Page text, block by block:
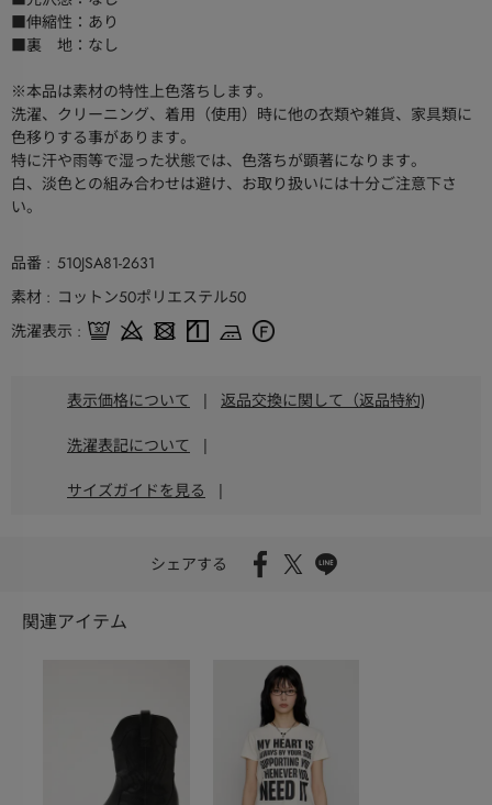
■伸縮性：あり
■裏 地：なし
※本品は素材の特性上色落ちします。
洗濯、クリーニング、着用（使用）時に他の衣類や雑貨、家具類に
色移りする事があります。
特に汗や雨等で湿った状態では、色落ちが顕著になります。
白、淡色との組み合わせは避け、お取り扱いには十分ご注意下さ
い。
品番
510JSA81-2631
素材
コットン50ポリエステル50
洗濯表示
表示価格について | 返品交換に関して（返品特約)
洗濯表記について |
サイズガイドを見る |
シェアする
関連アイテム